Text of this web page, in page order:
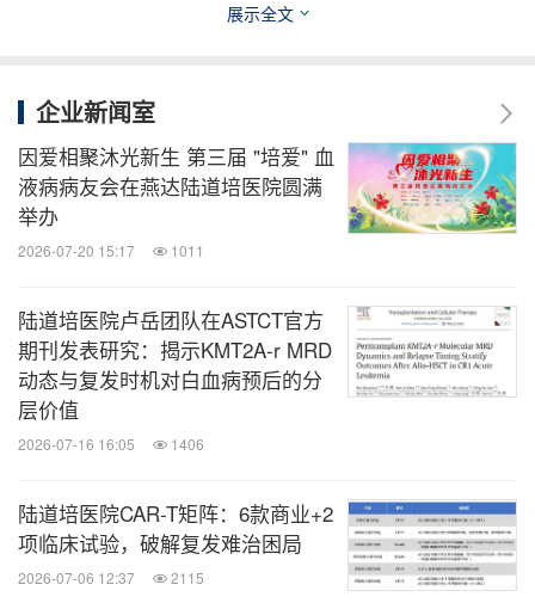
陆佩华院长分享了CD7 CAR-T细胞治疗急性髓系/
混合白血病的相关临床研究成果
陆道培医院曹星玉主任作了急性T淋巴细胞白血病
的治疗经验分享
陆道培医院张弦主任分享了血液系统恶性肿瘤的免
中国医学科学院血液病医院王迎教授分享了CAR-T
细胞治疗急性淋巴细胞白血病的前沿研究进展
讨论嘉宾：张伯龙教授、罗建民教授、李振宇教授、
学军教授
专题2：CAR-T治疗淋巴瘤/骨髓瘤
展示全文
企业新闻室
因爱相聚沐光新生 第三届 "培爱" 血
液病病友会在燕达陆道培医院圆满
举办
2026-07-20 15:17 1011
陆道培医院卢岳团队在ASTCT官方
期刊发表研究：揭示KMT2A-r MRD
动态与复发时机对白血病预后的分
层价值
2026-07-16 16:05 1406
陆道培医院CAR-T矩阵：6款商业+2
项临床试验，破解复发难治困局
2026-07-06 12:37 2115